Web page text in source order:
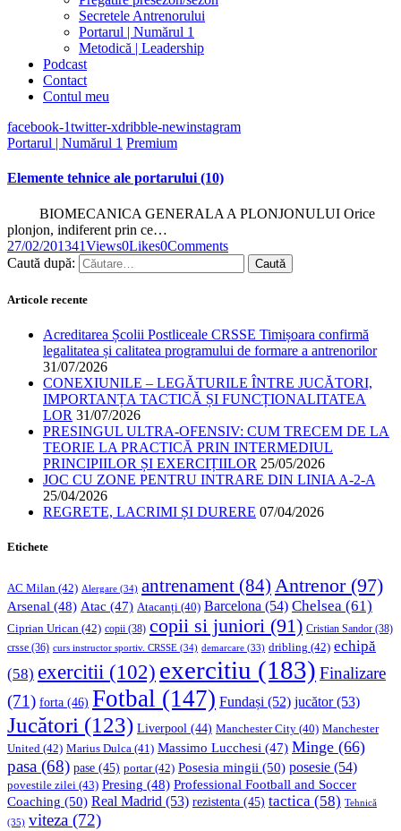
Secretele Antrenorului
Portarul | Numărul 1
Metodică | Leadership
Podcast
Contact
Contul meu
facebook-1twitter-xdribble-newinstagram
Portarul | Numărul 1 Premium
Elemente tehnice ale portarului (10)
BIOMECANICA GENERALA A PLONJONULUI Orice
plonjon, indiferent prin ce…
27/02/201341Views0Likes0Comments
Caută după:
Articole recente
Acreditarea Școlii Postliceale CRSSE Timișoara confirmă
legalitatea și calitatea programului de formare a antrenorilor
31/07/2026
CONEXIUNILE – LEGĂTURILE ÎNTRE JUCĂTORI,
IMPORTANȚA TACTICĂ ȘI FUNCȚIONALITATEA
LOR 31/07/2026
PRESINGUL ULTRA-OFENSIV: CUM TRECEM DE LA
TEORIE LA PRACTICĂ PRIN INTERMEDIUL
PRINCIPIILOR ȘI EXERCIȚIILOR 25/05/2026
JOC CU ZONE PENTRU INTRARE DIN LINIA A-2-A
25/04/2026
REGRETE, LACRIMI ȘI DURERE 07/04/2026
Etichete
AC Milan (42) Alergare (34) antrenament (84) Antrenor(97)
Arsenal (48) Atac (47) Atacanți (40) Barcelona (54) Chelsea (61)
Ciprian Urican (42) copii (38) copii si juniori (91) Cristian Sandor (38)
crsse (36) curs instructor sportiv. CRSSE (34) demarcare (33) dribling (42) echipă
(58) exercitii (102) exercitiu (183) Finalizare
(71) forta (46) Fotbal (147) Fundași (52) jucător(53)
Jucători (123) Liverpool (44) Manchester City (40) Manchester
United (42) Marius Dulca (41) Massimo Lucchesi (47) Minge (66)
pasa (68) pase (45) portar(42) Posesia mingii (50) posesie (54)
povestile zilei (43) Presing (48) Professional Football and Soccer
Coaching (50) Real Madrid (53) rezistenta (45) tactica (58) Tehnică
(35) viteza (72)